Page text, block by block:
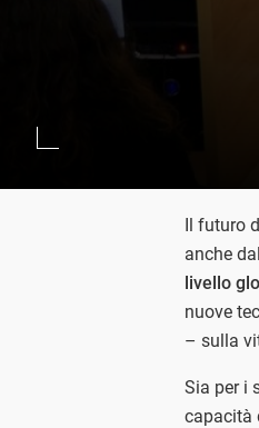
Il futuro
anche
livello
nuove
– sulla
Sia per i
capacità